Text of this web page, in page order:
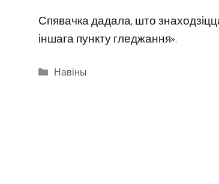
Спявачка дадала, што
іншага пункту гледжання».
Categories
Навіны